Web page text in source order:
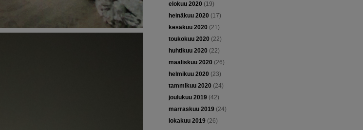
elokuu 2020 (19)
heinäkuu 2020 (17)
kesäkuu 2020 (21)
toukokuu 2020 (22)
huhtikuu 2020 (22)
maaliskuu 2020 (26)
helmikuu 2020 (23)
tammikuu 2020 (24)
joulukuu 2019(42)
marraskuu 2019(24)
lokakuu 2019(26)